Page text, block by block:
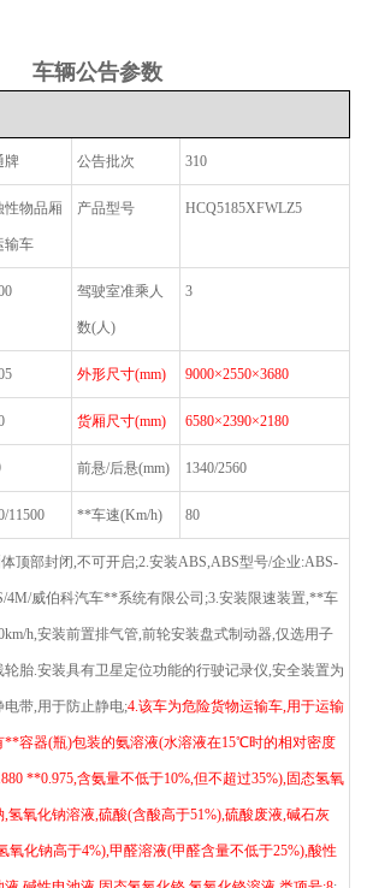
车辆公告参数
牌 公告批次 310
性物品厢
输车
产品型号 HCQ5185XFWLZ5
驾驶室准乘人
数(人)
3
外形尺寸(mm) 9000×2550×3680
货厢尺寸(mm) 6580×2390×2180
前悬/后悬(mm) 1340/2560
11500 **车速(Km/h) 80
顶部封闭,不可开启;2.安装ABS,ABS型号/企业:ABS-
4M/威伯科汽车**系统有限公司 ;3.安装限速装置,**车
h,安装前置排气管,前轮安装盘式制动器,仅选用子
轮胎.安装具有卫星定位功能的行驶记录仪,安全装置为
电带,用于防止静电;4.该车为危险货物运输车,用于运输
**容器(瓶)包装的氨溶液(水溶液在15℃时的相对密度
**0.975,含氨量不低于10%,但不超过35%),固态氢氧
,氢氧化钠溶液,硫酸(含酸高于51%),硫酸废液,碱石灰
氧化钠高于4%),甲醛溶液(甲醛含量不低于25%),酸性